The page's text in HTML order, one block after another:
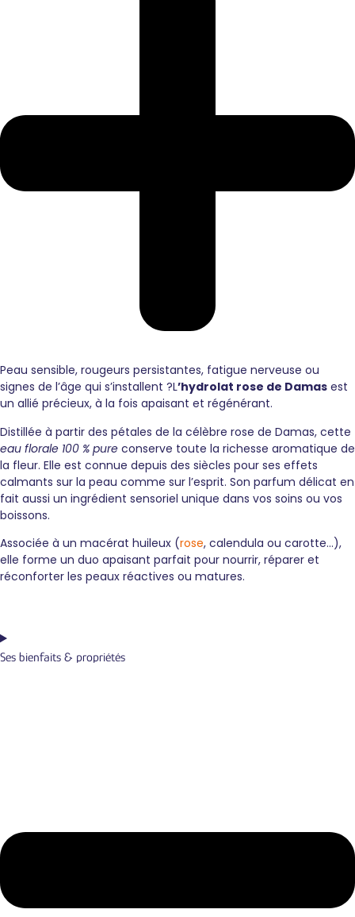
Peau sensible, rougeurs persistantes, fatigue nerveuse ou
signes de l’âge qui s’installent ?L’hydrolat rose de Damas est
un allié précieux, à la fois apaisant et régénérant.
Distillée à partir des pétales de la célèbre rose de Damas, cette
eau florale 100 % pure conserve toute la richesse aromatique de
la fleur. Elle est connue depuis des siècles pour ses effets
calmants sur la peau comme sur l’esprit. Son parfum délicat en
fait aussi un ingrédient sensoriel unique dans vos soins ou vos
boissons.
Associée à un macérat huileux (rose, calendula ou carotte…),
elle forme un duo apaisant parfait pour nourrir, réparer et
réconforter les peaux réactives ou matures.
Ses bienfaits & propriétés